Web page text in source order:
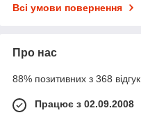
Всі умови повернення
Про нас
88% позитивних з 368
Працює з 02.09.2008